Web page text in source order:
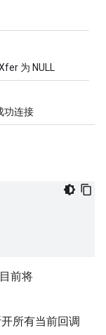
为 NULL
功连接
前将
所有当前回调